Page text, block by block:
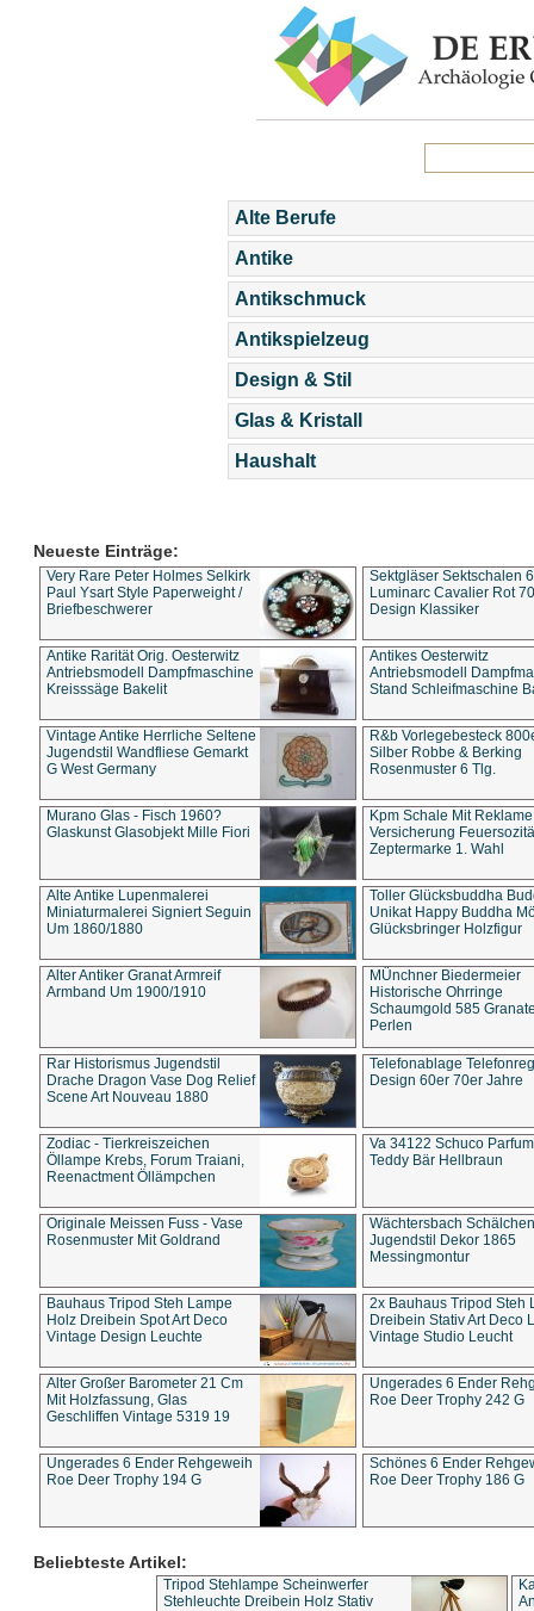
Alte Berufe
Antike
Antikschmuck
Antikspielzeug
Design & Stil
Glas & Kristall
Haushalt
Neueste Einträge:
Very Rare Peter Holmes Selkirk
Paul Ysart Style Paperweight /
Briefbeschwerer
Sektgläser Sektschalen
Luminarc Cavalier Rot
Design Klassiker
Antike Rarität Orig. Oesterwitz
Antriebsmodell Dampfmaschine
Kreisssäge Bakelit
Antikes Oesterwitz
Antriebsmodell
Stand Schleifmaschine
Vintage Antike Herrliche Seltene
Jugendstil Wandfliese Gemarkt
G West Germany
R&b Vorlegebesteck
Silber Robbe & Berking
Rosenmuster 6 Tlg.
Murano Glas - Fisch 1960?
Glaskunst Glasobjekt Mille Fiori
Kpm Schale Mit Reklame
Versicherung
Zeptermarke 1. Wahl
Alte Antike Lupenmalerei
Miniaturmalerei Signiert Seguin
Um 1860/1880
Toller Glücksbuddha
Unikat Happy Buddha
Glücksbringer Holzfigur
Alter Antiker Granat Armreif
Armband Um 1900/1910
MÜnchner Biedermeier
Historische Ohrringe
Schaumgold 585
Perlen
Rar Historismus Jugendstil
Drache Dragon Vase Dog Relief
Scene Art Nouveau 1880
Telefonablage
Design 60er 70er Jahre
Zodiac - Tierkreiszeichen
Öllampe Krebs, Forum Traiani,
Reenactment Öllämpchen
Va 34122 Schuco
Teddy Bär Hellbraun
Originale Meissen Fuss - Vase
Rosenmuster Mit Goldrand
Wächtersbach Schälchen
Jugendstil Dekor 1865
Messingmontur
Bauhaus Tripod Steh Lampe
Holz Dreibein Spot Art Deco
Vintage Design Leuchte
2x Bauhaus Tripod Steh
Dreibein Stativ Art Deco
Vintage Studio Leucht
Alter Großer Barometer 21 Cm
Mit Holzfassung, Glas
Geschliffen Vintage 5319 19
Ungerades 6 Ender
Roe Deer Trophy 242 G
Ungerades 6 Ender Rehgeweih
Roe Deer Trophy 194 G
Schönes 6 Ender
Roe Deer Trophy 186 G
Beliebteste Artikel:
Tripod Stehlampe Scheinwerfer
Stehleuchte Dreibein Holz Stativ